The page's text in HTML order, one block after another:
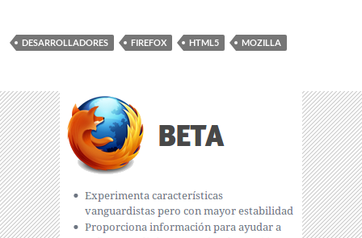
DESARROLLADORES FIREFOX HTML5 MOZILLA